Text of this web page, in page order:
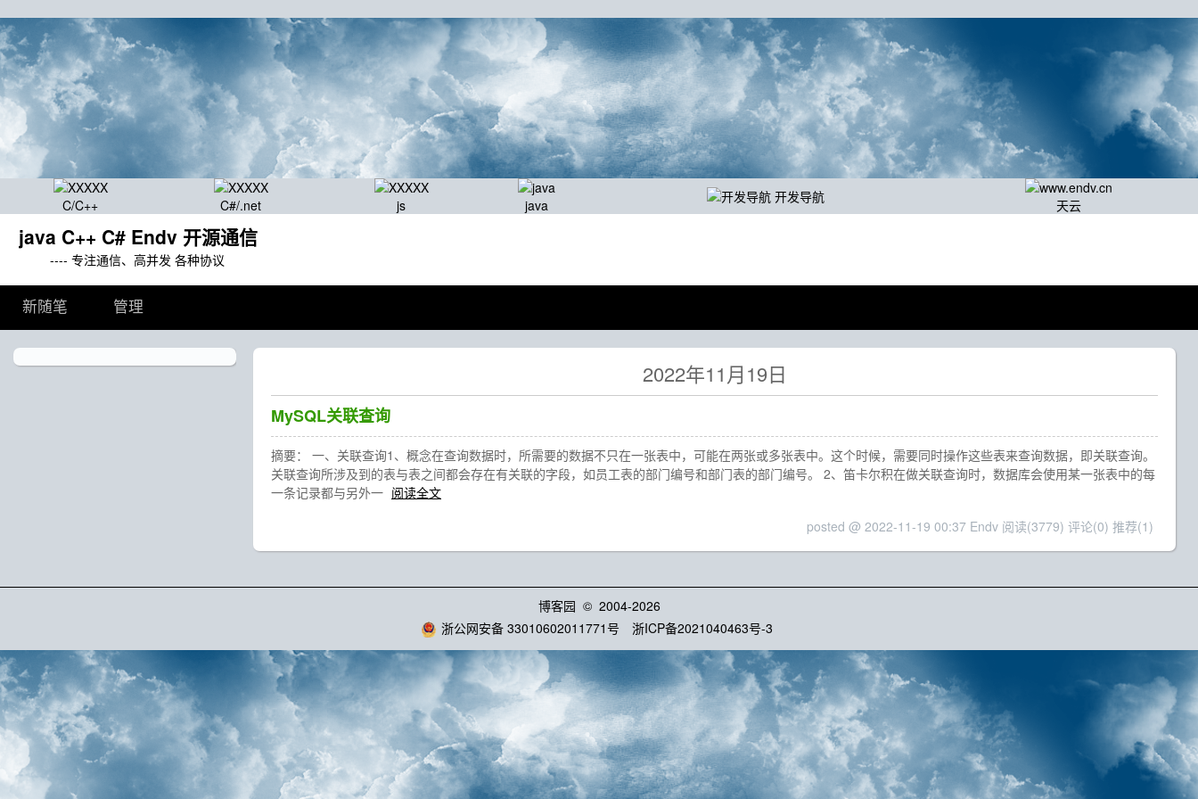
C/C++ C#/.net js java 开发导航 天云
java C++ C# Endv 开源通信
---- 专注通信、高并发 各种协议
新随笔 管理
2022年11月19日
MySQL关联查询
摘要： 一、关联查询1、概念在查询数据时，所需要的数据不只在一张表中，可能在两张或多张表中。这个时候，需要同时操作这些表来查询数据，即关联查询。
关联查询所涉及到的表与表之间都会存在有关联的字段，如员工表的部门编号和部门表的部门编号。 2、笛卡尔积在做关联查询时，数据库会使用某一张表中的每
一条记录都与另外一 阅读全文
posted @ 2022-11-19 00:37 Endv 阅读(3779) 评论(0) 推荐(1)
博客园 © 2004-2026
浙公网安备 33010602011771号
浙ICP备2021040463号-3